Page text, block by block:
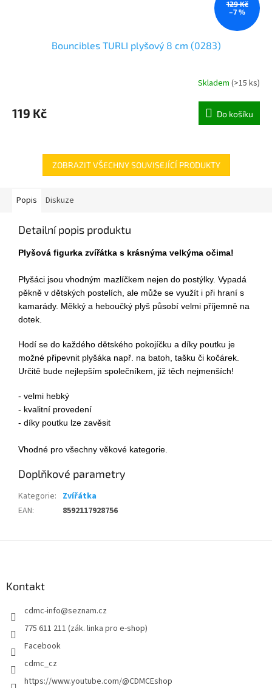
129 Kč
–7 %
Bouncibles TURLI plyšový 8 cm (0283)
Skladem (>15 ks)
119 Kč Do košíku
ZOBRAZIT VŠECHNY SOUVISEJÍCÍ PRODUKTY
Popis Diskuze
Detailní popis produktu
Plyšová figurka zvířátka s krásnýma velkýma očima!
Plyšáci jsou vhodným mazlíčkem nejen do postýlky. Vypadá
pěkně v dětských postelích, ale může se využít i při hraní s
kamarády. Měkký a heboučký plyš působí velmi příjemně na
dotek.
Hodí se do každého dětského pokojíčku a díky poutku je
možné připevnit plyšáka např. na batoh, tašku či kočárek.
Určitě bude nejlepším společníkem, již těch nejmenších!
- velmi hebký
- kvalitní provedení
- díky poutku lze zavěsit
Vhodné pro všechny věkové kategorie.
Doplňkové parametry
Kategorie: Zvířátka
EAN: 8592117928756
Kontakt
cdmc-info@seznam.cz
775 611 211 (zák. linka pro e-shop)
Facebook
cdmc_cz
https://www.youtube.com/@CDMCEshop